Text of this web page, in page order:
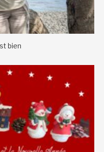
bien